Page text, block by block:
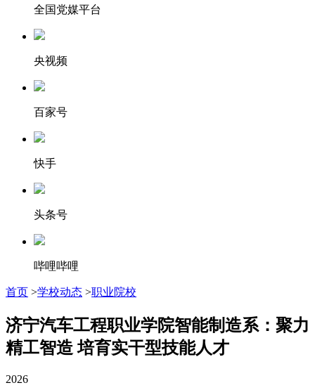
全国党媒平台
央视频
百家号
快手
头条号
哔哩哔哩
首页 >学校动态 >职业院校
济宁汽车工程职业学院智能制造系：聚力
精工智造 培育实干型技能人才
2026